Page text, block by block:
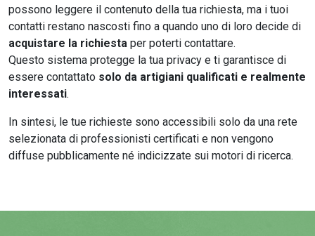
possono leggere il contenuto della tua richiesta, ma i tuoi
contatti restano nascosti fino a quando uno di loro decide di
acquistare la richiesta per poterti contattare.
Questo sistema protegge la tua privacy e ti garantisce di
essere contattato solo da artigiani qualificati e realmente
interessati.
In sintesi, le tue richieste sono accessibili solo da una rete
selezionata di professionisti certificati e non vengono
diffuse pubblicamente né indicizzate sui motori di ricerca.